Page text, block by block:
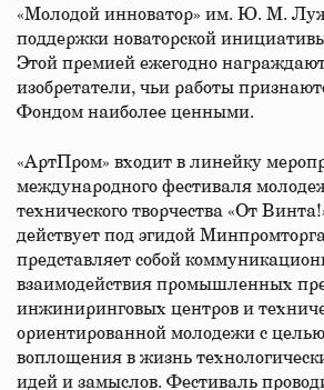
«Молодой инноватор» им. Ю. М.
поддержки новаторской
Этой премией ежегодно
изобретатели, чьи работы
Фондом наиболее ценными.
«АртПром» входит в линейку
международного фестиваля
технического творчества «От
действует под эгидой
представляет собой
взаимодействия промышленных
инжиниринговых центров и
ориентированной молодежи с
воплощения в жизнь
идей и замыслов. Фестиваль